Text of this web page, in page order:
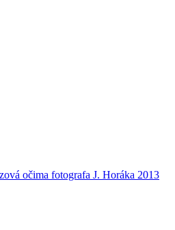
očima fotografa J. Horáka 2013